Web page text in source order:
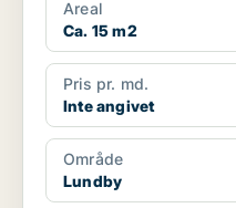
Areal
Ca. 15 m2
Pris pr. md.
Inte angivet
Område
Lundby